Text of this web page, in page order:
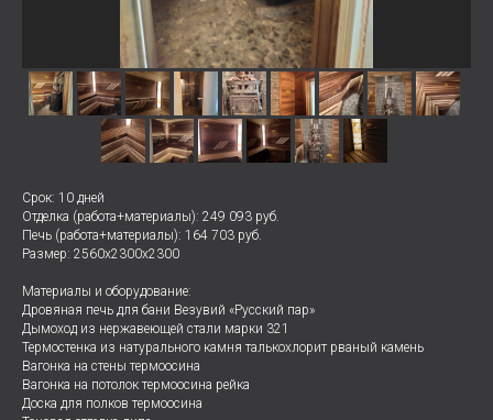
Срок: 10 дней
Отделка (работа+материалы): 249 093 руб.
Печь (работа+материалы): 164 703 руб.
Размер: 2560х2300х2300
Материалы и оборудование:
Дровяная печь для бани Везувий «Русский пар»
Дымоход из нержавеющей стали марки 321
Термостенка из натурального камня талькохлорит рваный камень
Вагонка на стены термоосина
Вагонка на потолок термоосина рейка
Доска для полков термоосина